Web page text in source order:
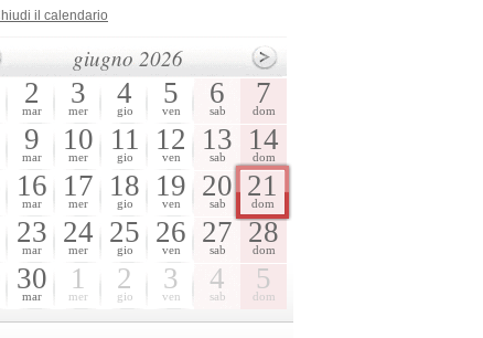
il calendario
giugno 2026
2
mar
3
mer
4
gio
5
ven
6
sab
7
dom
9
mar
10
mer
11
gio
12
ven
13
sab
14
dom
16
mar
17
mer
18
gio
19
ven
20
sab
21
dom
23
mar
24
mer
25
gio
26
ven
27
sab
28
dom
30
mar
1
mer
2
gio
3
ven
4
sab
5
dom